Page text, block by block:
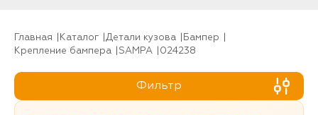
Главная Каталог Детали кузова
Бампер
Крепление бампера
SAMPA 024238
Фильтр